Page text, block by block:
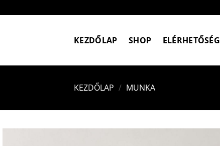
to
KEZDŐLAP SHOP ELÉRHETŐSÉG
KEZDŐLAP / MUNKA